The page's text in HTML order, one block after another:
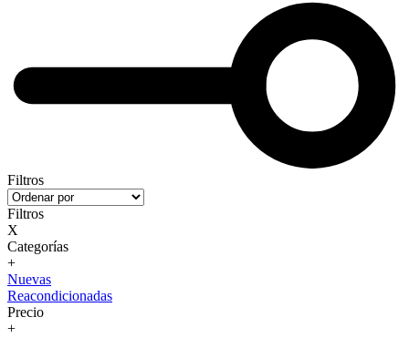
Filtros
Filtros
X
Categorías
+
Nuevas
Reacondicionadas
Precio
+